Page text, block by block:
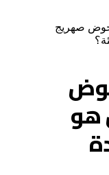
حوض صهريج
هو